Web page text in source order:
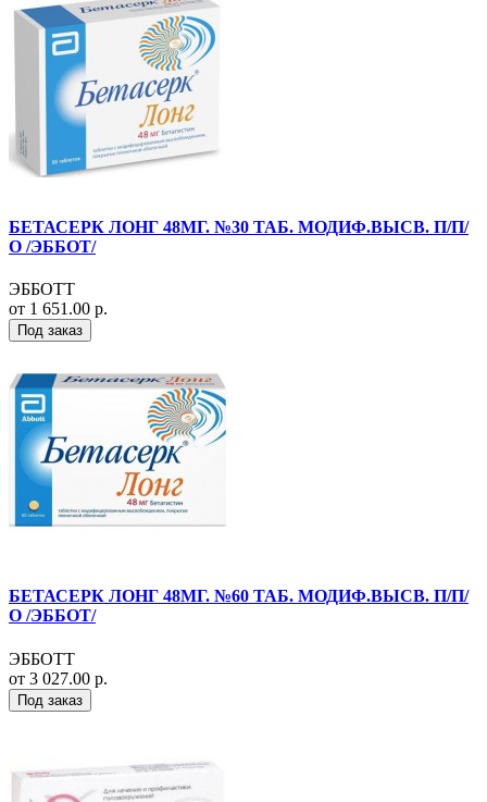
БЕТАСЕРК ЛОНГ 48МГ. №30 ТАБ. МОДИФ.ВЫСВ. П/П/
О /ЭББОТ/
ЭББОТТ
от 1 651.00 р.
Под заказ
БЕТАСЕРК ЛОНГ 48МГ. №60 ТАБ. МОДИФ.ВЫСВ. П/П/
О /ЭББОТ/
ЭББОТТ
от 3 027.00 р.
Под заказ